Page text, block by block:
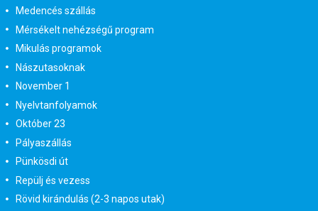
Medencés szállás
Mérsékelt nehézségű program
Mikulás programok
Nászutasoknak
November 1
Nyelvtanfolyamok
Október 23
Pályaszállás
Pünkösdi út
Repülj és vezess
Rövid kirándulás (2-3 napos utak)